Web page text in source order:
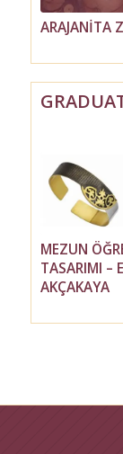
ARAJANİTA
GÜL NAİF
MEZUN
TASARIMI –
AKÇAKAYA
MEZUN
TASARIMI –
MOSHFEGHİ